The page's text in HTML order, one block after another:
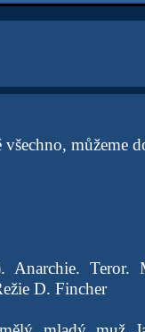
můžeme
Anarchie.
D. Fincher